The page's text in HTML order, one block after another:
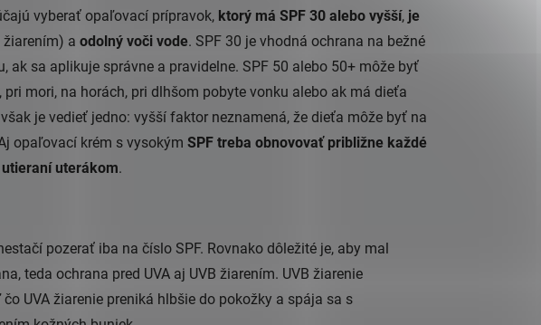
vyberať opaľovací prípravok, ktorý má SPF 30 alebo vyšší, je
žiarením) a odolný voči vode. SPF 30 je vhodná ochrana na bežné
ak sa aplikuje správne a pravidelne. SPF 50 alebo 50+ môže byť
mori, na horách, pri dlhšom pobyte vonku alebo ak má dieťa
je vedieť jedno: vyšší faktor neznamená, že dieťa môže byť na
opaľovací krém s vysokým SPF treba obnovovať približne každé
uterákom.
pozerať iba na číslo SPF. Rovnako dôležité je, aby mal
teda ochrana pred UVA aj UVB žiarením. UVB žiarenie
UVA žiarenie preniká hlbšie do pokožky a spája sa s